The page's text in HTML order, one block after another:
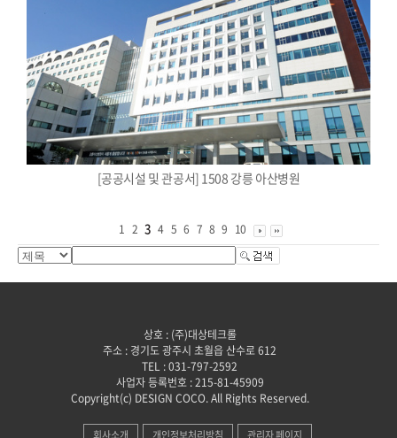
[공공시설 및 관공서] 1508 강릉 아산병원
1 2 3 4 5 6 7 8 9 10
상호 : (주)대상테크롤
주소 : 경기도 광주시 초월읍 산수로 612
TEL : 031-797-2592
사업자 등록번호 : 215-81-45909
Copyright(c) DESIGN COCO. All Rights Reserved.
회사소개 개인정보처리방침 관리자 페이지